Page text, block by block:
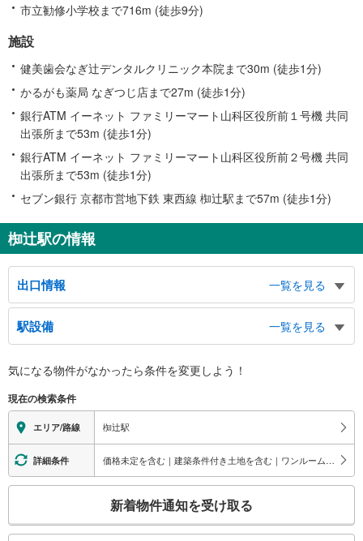
市立勧修小学校まで716m (徒歩9分)
施設
健美歯会なぎ辻デンタルクリニック本院まで30m (徒歩1分)
かるがも薬局 なぎつじ店まで27m (徒歩1分)
銀行ATM イーネット ファミリーマート山科区役所前１号機 共同
出張所まで53m (徒歩1分)
銀行ATM イーネット ファミリーマート山科区役所前２号機 共同
出張所まで53m (徒歩1分)
セブン銀行 京都市営地下鉄 東西線 椥辻駅まで57m (徒歩1分)
椥辻駅の情報
出口情報
一覧を見る
１出口
山科総合庁舎、水道局山科営業所、京都東部文化会館、勧修小学校、勧修中学
校、山科中学校、椥辻交番
２出口
駅設備
一覧を見る
※段差なしでの移動経路
地上⇔改札⇔ホーム：○
エレベータ
・ホーム⇔改札
・改札⇔１番出口
エスカレータ
トイレ
気になる物件がなかったら条件を変更しよう！
現在の検索条件
エリア/路線 椥辻駅
詳細条件 価格未定を含む｜建築条件付き土地を含む｜ワンルーム｜1K/1DK｜1LDK｜2K/2DK｜2LDK
検
新着物件通知を受け取る